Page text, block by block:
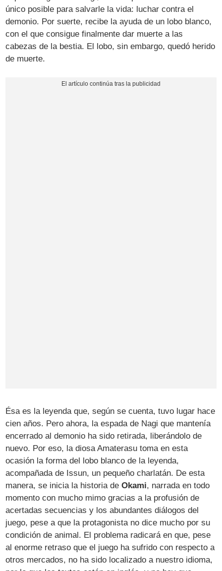
único posible para salvarle la vida: luchar contra el
demonio. Por suerte, recibe la ayuda de un lobo blanco,
con el que consigue finalmente dar muerte a las
cabezas de la bestia. El lobo, sin embargo, quedó herido
de muerte.
Ésa es la leyenda que, según se cuenta, tuvo lugar hace
cien años. Pero ahora, la espada de Nagi que mantenía
encerrado al demonio ha sido retirada, liberándolo de
nuevo. Por eso, la diosa Amaterasu toma en esta
ocasión la forma del lobo blanco de la leyenda,
acompañada de Issun, un pequeño charlatán. De esta
manera, se inicia la historia deOkami, narrada en todo
momento con mucho mimo gracias a la profusión de
acertadas secuencias y los abundantes diálogos del
juego, pese a que la protagonista no dice mucho por su
condición de animal. El problema radicará en que, pese
al enorme retraso que el juego ha sufrido con respecto a
otros mercados, no ha sido localizado a nuestro idioma,